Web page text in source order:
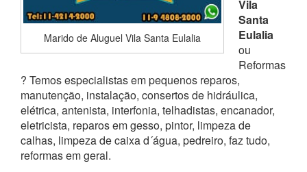
Marido de Aluguel Vila Santa Eulalia
Vila
Santa
Eulalia
ou
Reformas
? Temos especialistas em pequenos reparos,
manutenção, instalação, consertos de hidráulica,
elétrica, antenista, interfonia, telhadistas, encanador,
eletricista, reparos em gesso, pintor, limpeza de
calhas, limpeza de caixa d´água, pedreiro, faz tudo,
reformas em geral.